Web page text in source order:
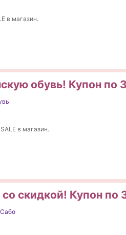
в магазин.
обувь! Купон по
в магазин.
скидкой! Купон по
Сабо